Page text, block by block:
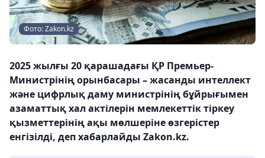
Фото: Zakon.kz
2025 жылғы 20 қарашадағы ҚР Премьер-
Министрінің орынбасары – жасанды интеллект
және цифрлық даму министрінің бұйрығымен
азаматтық хал актілерін мемлекеттік тіркеу
қызметтерінің ақы мөлшеріне өзгерістер
енгізілді, деп хабарлайды Zakon.kz.